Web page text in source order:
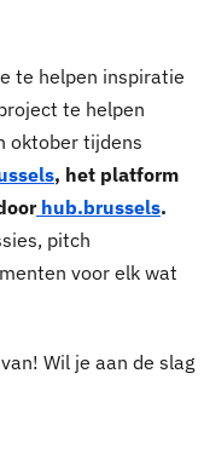
te helpen inspiratie
te helpen
oktober tijdens
, het platform
hub.brussels.
pitch
voor elk wat
Wil je aan de slag